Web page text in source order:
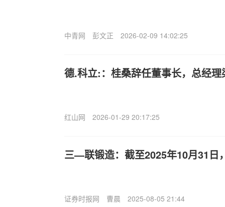
中青网 彭文正 2026-02-09 14:02:25
德.科立:：桂桑辞任董事长，总经理
红山网 2026-01-29 20:17:25
三—联锻造：截至2025年10月31日
证券时报网 曹晨 2025-08-05 21:44